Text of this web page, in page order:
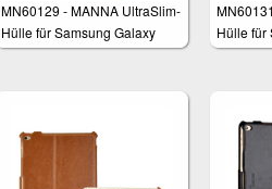
MN60129 - MANNA UltraSlim-
Hülle für Samsung Galaxy
TabPRO 10.1
Hülle für